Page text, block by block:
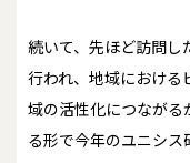
続いて、先ほど訪問し
行われ、地域における
域の活性化につなが
る形で今年のユニシ